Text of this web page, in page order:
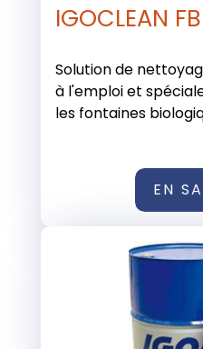
IGOCLEAN FB
Solution de
à l'emploi et
les fontaines
EN